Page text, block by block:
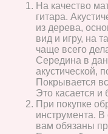
На качество
гитара.
из дерева,
вид и игру, на
чаще всего
Середина в
акустической,
Покрывается
Это касается и
При покупке
инструмента.
вам обязаны